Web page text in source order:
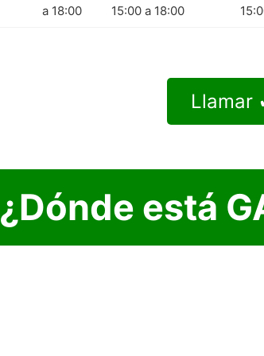
a 18:00
15:00 a 18:00
Llamar
¿Dónde está